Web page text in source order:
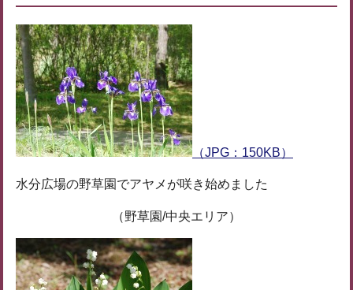
（JPG：150KB）
水分広場の野草園でアヤメが咲き始めました
（野草園/中央エリア）